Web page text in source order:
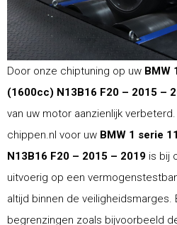
Door onze chiptuning op uw BMW
(1600cc) N13B16 F20 – 2015 –
van uw motor aanzienlijk
chippen.nl voor uw BMW 1 serie
N13B16 F20 – 2015 – 2019 is bij
uitvoerig op een
altijd binnen de veiligheidsmarges.
begrenzingen zoals bijvoorbeeld